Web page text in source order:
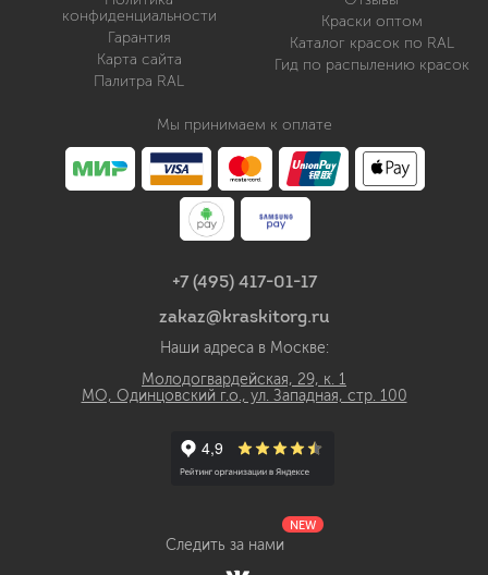
конфиденциальности
Гарантия
Карта сайта
Палитра RAL
Краски оптом
Каталог красок по RAL
Гид по распылению красок
Мы принимаем к оплате
+7 (495) 417-01-17
zakaz@kraskitorg.ru
Наши адреса в Москве:
Молодогвардейская, 29, к. 1
МО, Одинцовский г.о., ул. Западная, стр. 100
Следить за нами
NEW